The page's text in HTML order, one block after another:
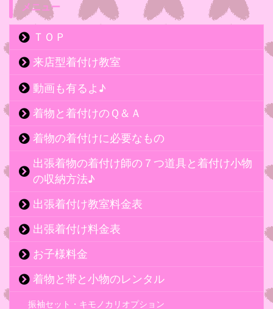
メニュー
ＴＯＰ
来店型着付け教室
動画も有るよ♪
着物と着付けのＱ＆Ａ
着物の着付けに必要なもの
出張着物の着付け師の７つ道具と着付け小物
の収納方法♪
出張着付け教室料金表
出張着付け料金表
お子様料金
着物と帯と小物のレンタル
振袖セット・キモノカリオプション